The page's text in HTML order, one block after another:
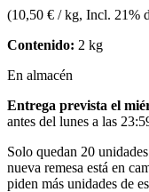
(10,50 € / kg, Incl. 21%
Contenido: 2 kg
En almacén
Entrega prevista el
antes del lunes a las
Solo quedan 20
nueva remesa está en
piden más unidades de